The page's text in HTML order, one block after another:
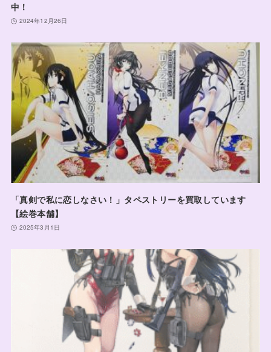
中！
2024年12月26日
「真剣で私に恋しなさい！」タペストリーを買取しています
【絵巻本舗】
2025年3月1日